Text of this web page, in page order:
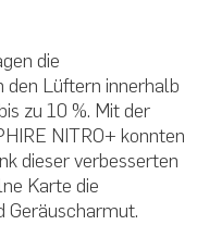
die
den Lüftern innerhalb
zu 10 %. Mit der
NITRO+ konnten
dieser verbesserten
Karte die
Geräuscharmut.